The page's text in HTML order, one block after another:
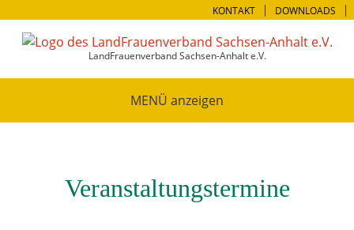
KONTAKT DOWNLOADS
LandFrauenverband Sachsen-Anhalt e.V.
MENÜ
Veranstaltungstermine